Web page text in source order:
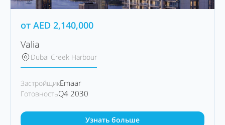
от AED 2,140,000
Valia
Dubai Creek Harbour
ЗастройщикEmaar
ГотовностьQ4 2030
Узнать больше